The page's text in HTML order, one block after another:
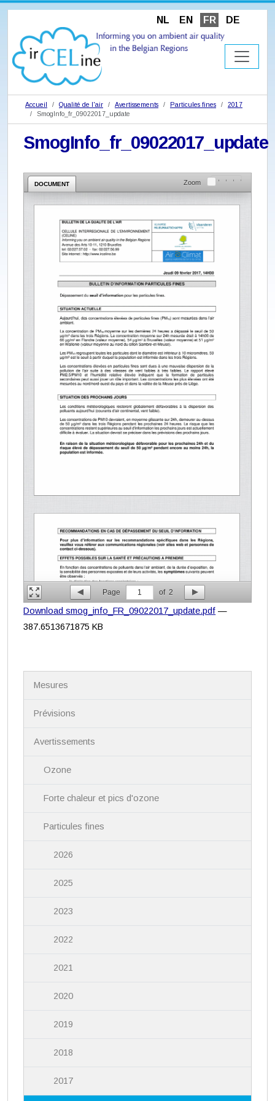
NL EN FR DE
Accueil Qualité de l'air Avertissements Particules fines
2017
SmogInfo_fr_09022017_update
SmogInfo_fr_09022017_update
DOCUMENT Zoom
Page 1 of 2
Download smog_info_FR_09022017_update.pdf —
387.6513671875 KB
Mesures
Prévisions
Avertissements
Ozone
Forte chaleur et pics d'ozone
Particules fines
2026
2025
2023
2022
2021
2020
2019
2018
2017